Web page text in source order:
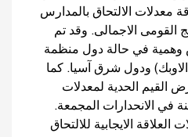
معدلات الالتحاق بالمدارس
القومى الاجمالى. وقد تم
وهمية في حالة دول منظمة
ودول شرق آسيا. كما
القيم الحدية لمعدلات
في الانحدارات المجمعة.
أن: (1) معدلات العلاقة الايجابية للالتحاق